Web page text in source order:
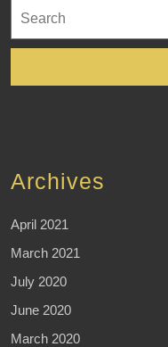
for:
Archives
April 2021
March 2021
July 2020
June 2020
March 2020